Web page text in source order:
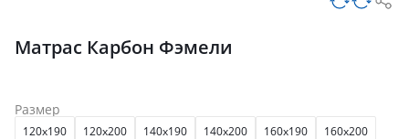
Матрас Карбон Фэмели
Размер
120x190 120x200 140x190 140x200 160x190
160x200